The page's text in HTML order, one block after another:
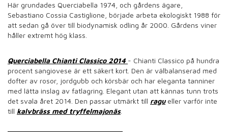
Här grundades Querciabella 1974, och gårdens ägare,
Sebastiano Cossia Castiglione, började arbeta ekologiskt 1988 för
att sedan gå över till biodynamisk odling år 2000. Gårdens viner
håller extremt hög klass.
Querciabella Chianti Classico 2014 - Chianti Classico på hundra
procent sangiovese är ett säkert kort. Den är välbalanserad med
dofter av rosor, jordgubb och körsbär och har eleganta tanniner
med lätta inslag av fatlagring. Elegant utan att kännas tunn trots
det svala året 2014. Den passar utmärkt till ragueller varför inte
till kalvbräss med tryffelmajonäs.